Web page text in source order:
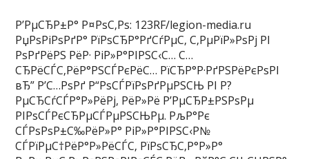
Р’РµСЂР±Р° Р¤РѕС‚Рѕ: 123RF/legion-media.ru
РџРѕРіРѕРґР° РїРѕСЂР°РґСѓРµС‚ С‚РµРїР»РѕРј РІ
РѕРґРёРЅ РёР· РіР»Р°РІРЅС‹С… С…
СЂРёСЃС‚РёР°РЅСЃРєРёС… РїСЂР°Р·РґРЅРёРєРѕРІ
вЂ” Р’С…РѕРґ Р“РѕСЃРїРѕРґРµРЅСЊ РІ Р?
РµСЂСѓСЃР°Р»РёРј, РёР»Рё Р’РµСЂР±РЅРѕРµ
РІРѕСЃРєСЂРµСЃРµРЅСЊРµ. РљР°Рє
СЃРѕРѕР±С‰РёР»Р° РіР»Р°РІРЅС‹Р№
СЃРїРµС†РёР°Р»РёСЃС‚ РїРѕСЂС‚Р°Р»Р°